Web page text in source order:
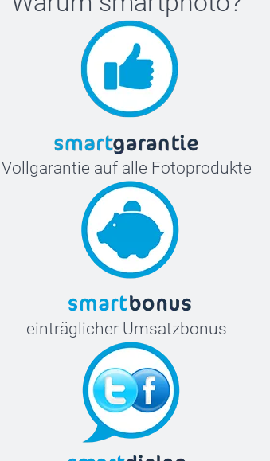
Vollgarantie auf alle Fotoprodukte
einträglicher Umsatzbonus